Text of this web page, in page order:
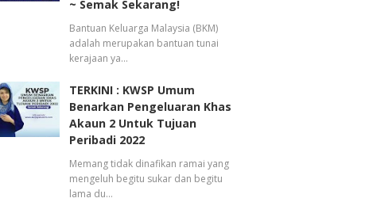
~ Semak Sekarang!
Bantuan Keluarga Malaysia (BKM)
adalah merupakan bantuan tunai
kerajaan ya…
TERKINI : KWSP Umum
Benarkan Pengeluaran Khas
Akaun 2 Untuk Tujuan
Peribadi 2022
Memang tidak dinafikan ramai yang
mengeluh begitu sukar dan begitu
lama du…